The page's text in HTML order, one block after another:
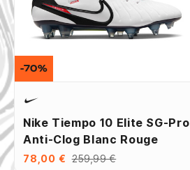
Nike Tiempo 10 Elite SG-Pro
Anti-Clog Blanc Rouge
78,00 € 259,99 €
-70%